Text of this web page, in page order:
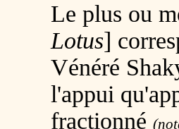
Le plus ou
Lotus]
Vénéré
l'appui
fractionné